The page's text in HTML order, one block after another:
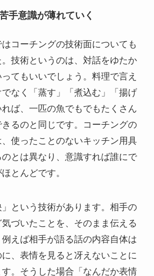
手意識が薄れていく
コーチングの技術面についても
技術というのは、対話をゆたか
てもいいでしょう。料理で言え
なく「蒸す」「煮込む」「揚げ
ば、一匹の魚でもでもたくさん
るのと同じです。コーチングの
使ったことのないキッチン用具
とは異なり、意識すれば誰にで
とんどです。
という技術があります。相手の
づいたことを、そのまま伝える
えば相手が語る話の内容自体は
、表情を見ると冴えないことに
。そうした場合「なんだか表情